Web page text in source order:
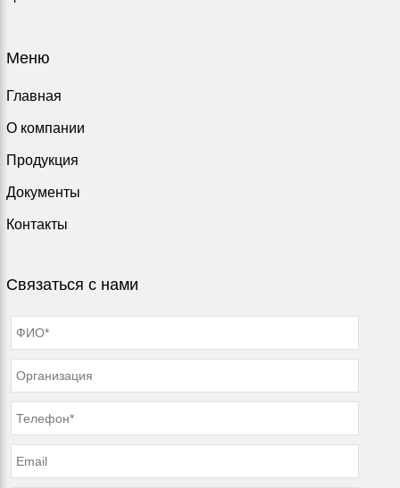
Меню
Главная
О компании
Продукция
Документы
Контакты
Связаться с нами